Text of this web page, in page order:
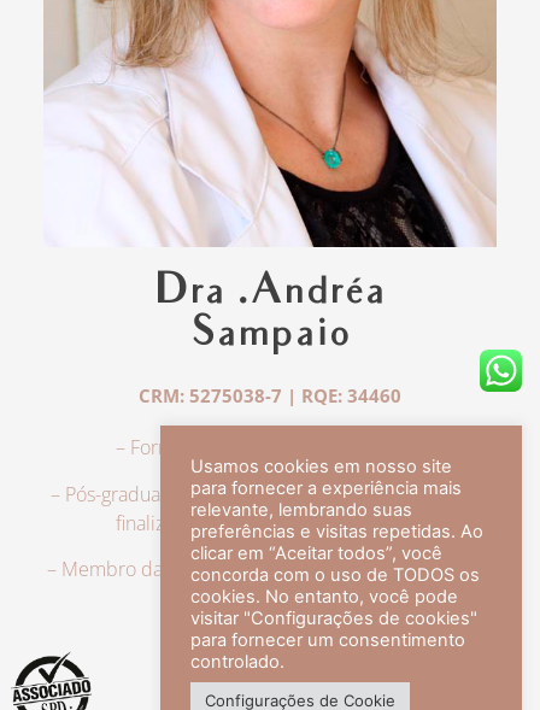
Dra .Andréa
Sampaio
CRM: 5275038-7 | RQE: 34460
– Formação em Medicina pela UFRJ.
– Pós-graduação em Dermatologia pela UFRJ, tendo
finalizado a especialização em 2007.
– Membro da Sociedade Brasileira de Dermatologia,
com título de especialista.
veja mais +
Usamos cookies em nosso site
para fornecer a experiência mais
relevante, lembrando suas
preferências e visitas repetidas. Ao
clicar em “Aceitar todos”, você
concorda com o uso de TODOS os
cookies. No entanto, você pode
visitar "Configurações de cookies"
para fornecer um consentimento
controlado.
Configurações de Cookie